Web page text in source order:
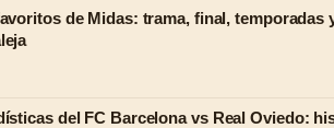
de Midas: trama, final, temporadas
del FC Barcelona vs Real Oviedo: